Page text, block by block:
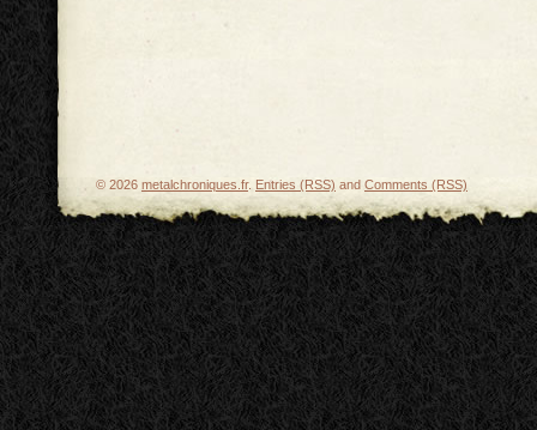
© 2026 metalchroniques.fr. Entries (RSS) and Comments (RSS)